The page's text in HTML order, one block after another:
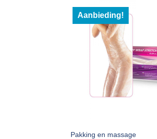
Aanbieding!
Pakking en massage